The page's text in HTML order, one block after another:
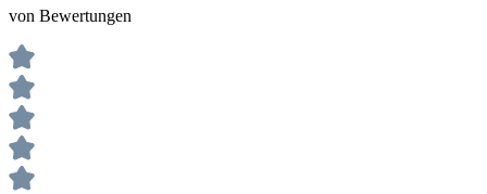
von Bewertungen